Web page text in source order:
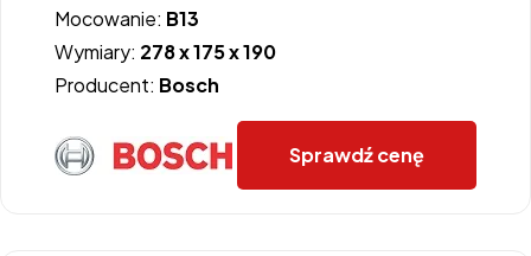
Mocowanie: B13
Wymiary: 278 x 175 x 190
Producent: Bosch
Sprawdź cenę